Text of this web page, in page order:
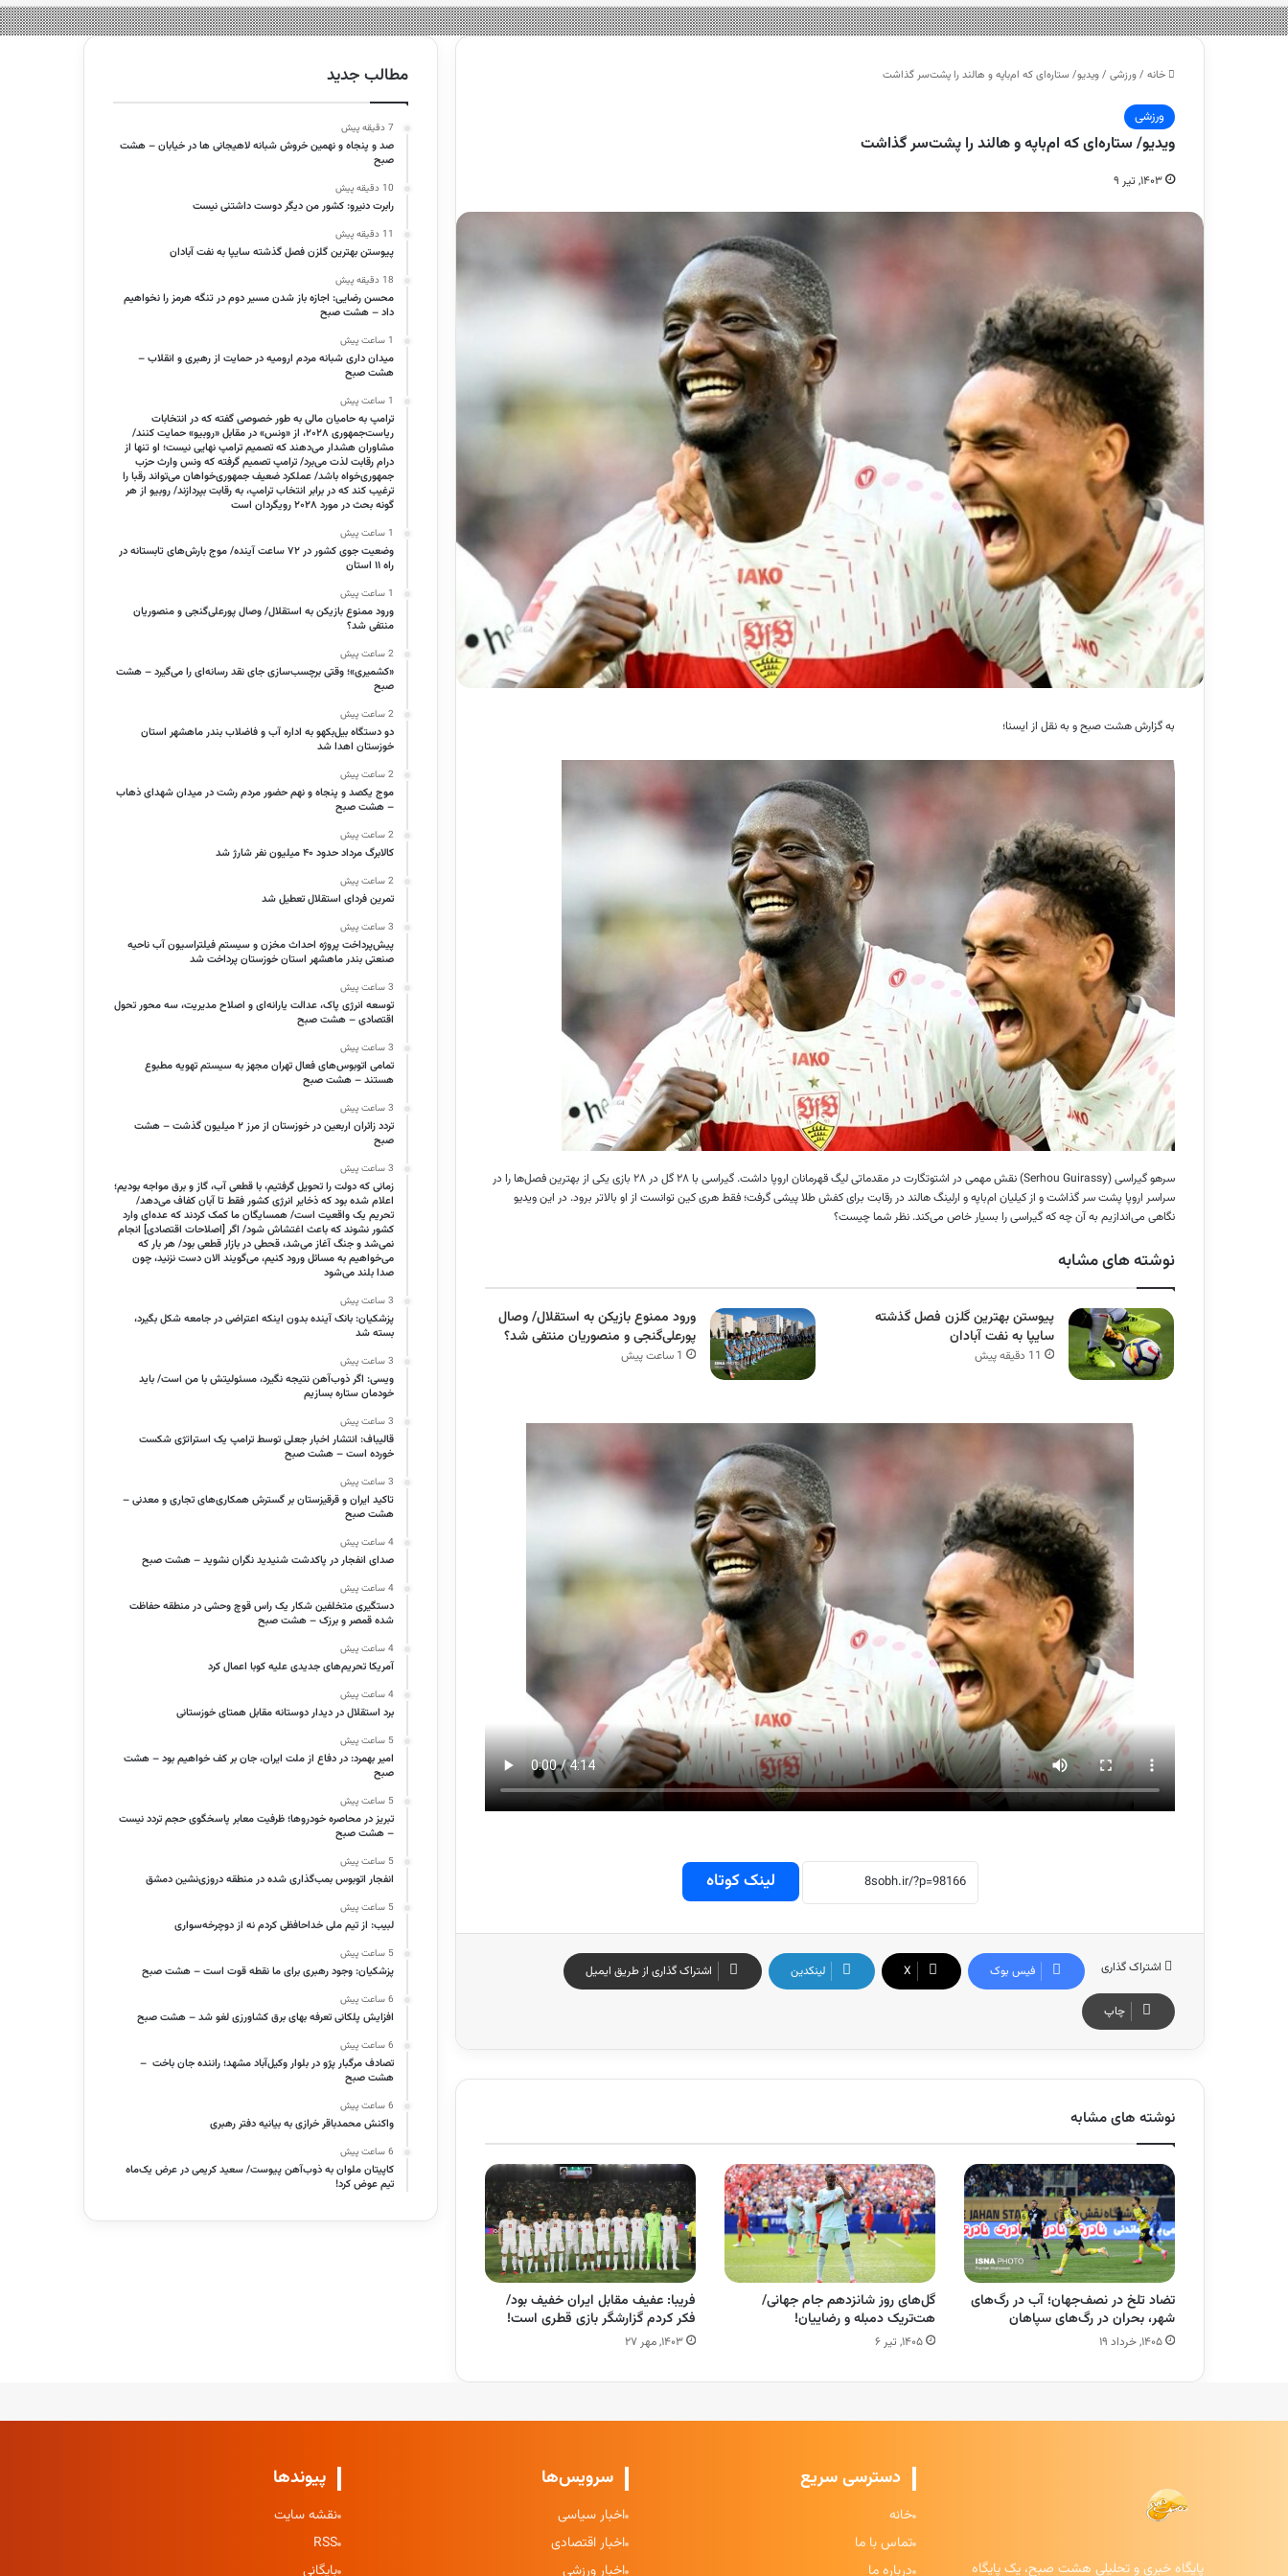
خانه /ورزشی /ویدیو/ ستاره‌ای که ام‌باپه و هالند را پشت‌سر گذاشت
ورزشی
ویدیو/ ستاره‌ای که ام‌باپه و هالند را پشت‌سر گذاشت
۱۴۰۳, تیر ۹
به گزارش هشت صبح و به نقل از ایسنا؛
سرهو گیراسی (Serhou Guirassy) نقش مهمی در اشتوتگارت در مقدماتی لیگ قهرمانان اروپا داشت. گیراسی با ۲۸ گل در ۲۸ بازی یکی از بهترین فصل‌ها را در
سراسر اروپا پشت سر گذاشت و از کیلیان ام‌باپه و ارلینگ هالند در رقابت برای کفش طلا پیشی گرفت؛ فقط هری کین توانست از او بالاتر برود. در این ویدیو
نگاهی می‌اندازیم به آن چه که گیراسی را بسیار خاص می‌کند. نظر شما چیست؟
نوشته های مشابه
پیوستن بهترین گلزن فصل گذشته
سایپا به نفت آبادان
11 دقیقه پیش
ورود ممنوع بازیکن به استقلال/ وصال
پورعلی‌گنجی و منصوریان منتفی شد؟
1 ساعت پیش
لینک کوتاه
اشتراک گذاری فیس بوک X لینکدین اشتراک گذاری از طریق ایمیل
چاپ
نوشته های مشابه
تضاد تلخ در نصف‌جهان؛ آب در رگ‌های
شهر، بحران در رگ‌های سپاهان
۱۴۰۵, خرداد ۱۹
گل‌های روز شانزدهم جام جهانی/
هت‌تریک دمبله و رضاییان!
۱۴۰۵, تیر ۶
فریبا: عفیف مقابل ایران خفیف بود/
فکر کردم گزارشگر بازی قطری است!
۱۴۰۳, مهر ۲۷
مطالب جدید
7 دقیقه پیش
صد و پنجاه و نهمین خروش شبانه لاهیجانی ها در خیابان – هشت
صبح
10 دقیقه پیش
رابرت دنیرو: کشور من دیگر دوست داشتنی نیست
11 دقیقه پیش
پیوستن بهترین گلزن فصل گذشته سایپا به نفت آبادان
18 دقیقه پیش
محسن رضایی: اجازه باز شدن مسیر دوم در تنگه هرمز را نخواهیم
داد – هشت صبح
1 ساعت پیش
میدان داری شبانه مردم ارومیه در حمایت از رهبری و انقلاب –
هشت صبح
1 ساعت پیش
ترامپ به حامیان مالی به طور خصوصی گفته که در انتخابات
ریاست‌جمهوری ۲۰۲۸، از «ونس» در مقابل «روبیو» حمایت کنند/
مشاوران هشدار می‌دهند که تصمیم ترامپ نهایی نیست؛ او تنها از
درام رقابت لذت می‌برد/ ترامپ تصمیم گرفته که ونس وارث حزب
جمهوری‌خواه باشد/ عملکرد ضعیف جمهوری‌خواهان می‌تواند رقبا را
ترغیب کند که در برابر انتخاب ترامپ، به رقابت بپردازند/ روبیو از هر
گونه بحث در مورد ۲۰۲۸ رویگردان است
1 ساعت پیش
وضعیت جوی کشور در ۷۲ ساعت آینده/ موج بارش‌های تابستانه در
راه ۱۱ استان
1 ساعت پیش
ورود ممنوع بازیکن به استقلال/ وصال پورعلی‌گنجی و منصوریان
منتفی شد؟
2 ساعت پیش
«کشمیری»؛ وقتی برچسب‌سازی جای نقد رسانه‌ای را می‌گیرد – هشت
صبح
2 ساعت پیش
دو دستگاه بیل‌بکهو به اداره آب و فاضلاب بندر ماهشهر استان
خوزستان اهدا شد
2 ساعت پیش
موج یکصد و پنجاه و نهم حضور مردم رشت در میدان شهدای ذهاب
– هشت صبح
2 ساعت پیش
کالابرگ مرداد حدود ۴۰‌ میلیون نفر شارژ شد
2 ساعت پیش
تمرین فردای استقلال تعطیل شد
3 ساعت پیش
پیش‌پرداخت پروژه احداث مخزن و سیستم فیلتراسیون آب ناحیه
صنعتی بندر ماهشهر استان خوزستان پرداخت شد
3 ساعت پیش
توسعه انرژی پاک، عدالت یارانه‌ای و اصلاح مدیریت، سه محور تحول
اقتصادی – هشت صبح
3 ساعت پیش
تمامی اتوبوس‌های فعال تهران مجهز به سیستم تهویه مطبوع
هستند – هشت صبح
3 ساعت پیش
تردد زائران اربعین در خوزستان از مرز ۲ میلیون گذشت – هشت
صبح
3 ساعت پیش
زمانی که دولت را تحویل گرفتیم، با قطعی آب، گاز و برق مواجه بودیم؛
اعلام شده بود که ذخایر انرژی کشور فقط تا آبان کفاف می‌دهد/
تحریم یک واقعیت است/ همسایگان ما کمک کردند که عده‌ای وارد
کشور نشوند که باعث اغتشاش شود/ اگر [اصلاحات اقتصادی] انجام
نمی‌شد و جنگ آغاز می‌شد، قحطی در بازار قطعی بود/ هر بار که
می‌خواهیم به مسائل ورود کنیم، می‌گویند الان دست نزنید، چون
صدا بلند می‌شود
3 ساعت پیش
پزشکیان: بانک آینده بدون اینکه اعتراضی در جامعه شکل بگیرد،
بسته شد
3 ساعت پیش
ویسی: اگر ذوب‌آهن نتیجه نگیرد، مسئولیتش با من است/ باید
خودمان ستاره بسازیم
3 ساعت پیش
قالیباف: انتشار اخبار جعلی توسط ترامپ یک استراتژی شکست
خورده است – هشت صبح
3 ساعت پیش
تاکید ایران و قرقیزستان بر گسترش همکاری‌های تجاری و معدنی –
هشت صبح
4 ساعت پیش
صدای انفجار در پاکدشت شنیدید نگران نشوید – هشت صبح
4 ساعت پیش
دستگیری متخلفین شکار یک راس قوچ وحشی در منطقه حفاظت
شده قمصر و برزک – هشت صبح
4 ساعت پیش
آمریکا تحریم‌های جدیدی علیه کوبا اعمال کرد
4 ساعت پیش
برد استقلال در دیدار دوستانه مقابل همتای خوزستانی
5 ساعت پیش
امیر بهمرد: در دفاع از ملت ایران، جان بر کف خواهیم بود – هشت
صبح
5 ساعت پیش
تبریز در محاصره خودروها؛ ظرفیت معابر پاسخگوی حجم تردد نیست
– هشت صبح
5 ساعت پیش
انفجار اتوبوس بمب‌گذاری شده در منطقه دروزی‌نشین دمشق
5 ساعت پیش
لبیب: از تیم ملی خداحافظی کردم نه از دوچرخه‌سواری
5 ساعت پیش
پزشکیان: وجود رهبری برای ما نقطه قوت است – هشت صبح
6 ساعت پیش
افزایش پلکانی تعرفه بهای برق کشاورزی لغو شد – هشت صبح
6 ساعت پیش
تصادف مرگبار پژو در بلوار وکیل‌آباد مشهد؛ راننده جان باخت –
هشت صبح
6 ساعت پیش
واکنش محمدباقر خرازی به بیانیه دفتر رهبری
6 ساعت پیش
کاپیتان ملوان به ذوب‌آهن پیوست/ سعید کریمی در عرض یک‌ماه
تیم عوض کرد!
پایگاه خبری و تحلیلی هشت صبح، یک پایگاه
دسترسی سریع
خانه
تماس با ما
درباره ما
سرویس‌ها
اخبار سیاسی
اخبار اقتصادی
اخبار ورزشی
پیوندها
نقشه سایت
RSS
بایگانی